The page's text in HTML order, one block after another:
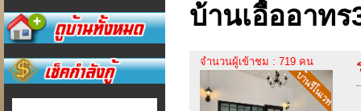
บ้านเอื้ออาทร
จำนวนผู้เข้าชม : 719 คน